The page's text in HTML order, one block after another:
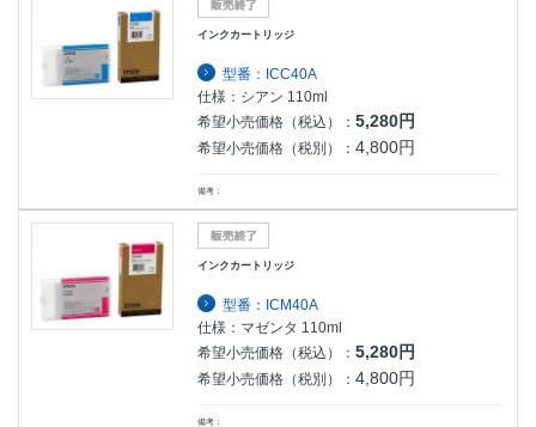
インクカートリッジ
型番：ICC40A
仕様：シアン 110ml
希望小売価格（税込）： 5,280円
希望小売価格（税別）： 4,800円
備考：
インクカートリッジ
型番：ICM40A
仕様：マゼンタ 110ml
希望小売価格（税込）：5,280円
希望小売価格（税別）：4,800円
備考：